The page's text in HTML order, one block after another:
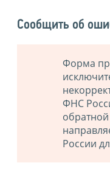
Сообщить об
Форма
ФНС
России